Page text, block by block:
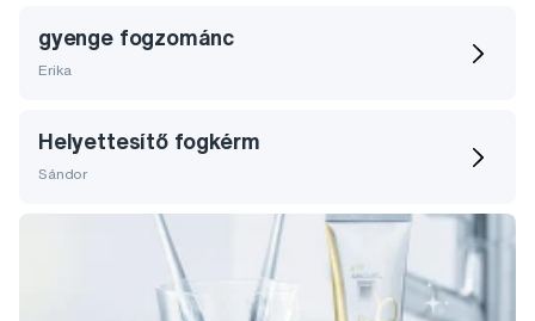
gyenge fogzománc
Erika
Helyettesítő fogkérm
Sándor